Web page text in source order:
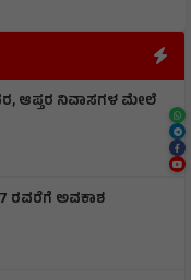
ಆಪ್ತರ ನಿವಾಸಗಳ ಮೇಲೆ
ರವರೆಗೆ ಅವಕಾಶ